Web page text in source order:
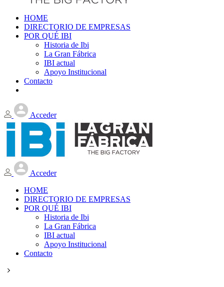
HOME
DIRECTORIO DE EMPRESAS
POR QUÉ IBI
Historia de Ibi
La Gran Fábrica
IBI actual
Apoyo Institucional
Contacto
Acceder
Acceder
HOME
DIRECTORIO DE EMPRESAS
POR QUÉ IBI
Historia de Ibi
La Gran Fábrica
IBI actual
Apoyo Institucional
Contacto